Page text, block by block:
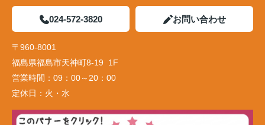
024-572-3820 お問い合わせ
〒960-8001
福島県福島市天神町8-19 1F
営業時間： 09：00～20：00
定休日： 火・水